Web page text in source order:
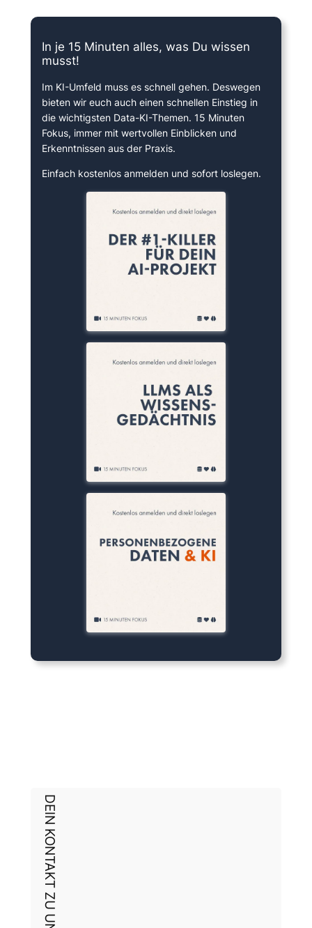
In je 15 Minuten alles, was Du wissen
musst!
Im KI-Umfeld muss es schnell gehen. Deswegen
bieten wir euch auch einen schnellen Einstieg in
die wichtigsten Data-KI-Themen. 15 Minuten
Fokus, immer mit wertvollen Einblicken und
Erkenntnissen aus der Praxis.
Einfach kostenlos anmelden und sofort loslegen.
DEIN KONTAKT ZU UNS